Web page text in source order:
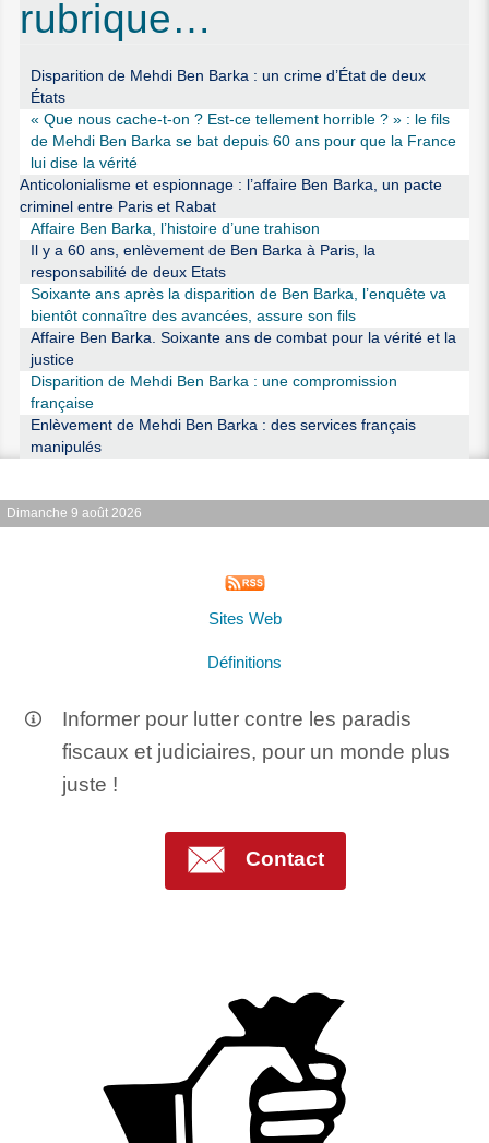
rubrique…
Disparition de Mehdi Ben Barka : un crime d’État de deux
États
« Que nous cache-t-on ? Est-ce tellement horrible ? » : le fils
de Mehdi Ben Barka se bat depuis 60 ans pour que la France
lui dise la vérité
Anticolonialisme et espionnage : l’affaire Ben Barka, un pacte
criminel entre Paris et Rabat
Affaire Ben Barka, l’histoire d’une trahison
Il y a 60 ans, enlèvement de Ben Barka à Paris, la
responsabilité de deux Etats
Soixante ans après la disparition de Ben Barka, l’enquête va
bientôt connaître des avancées, assure son fils
Affaire Ben Barka. Soixante ans de combat pour la vérité et la
justice
Disparition de Mehdi Ben Barka : une compromission
française
Enlèvement de Mehdi Ben Barka : des services français
manipulés
Dimanche 9 août 2026
Sites Web
Définitions
Informer pour lutter contre les paradis
fiscaux et judiciaires, pour un monde plus
juste !
Contact